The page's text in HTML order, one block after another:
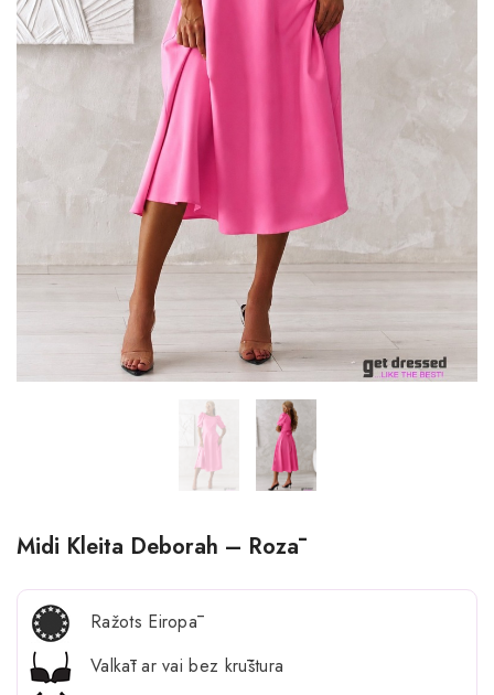
Midi Kleita Deborah – Rozā
Ražots Eiropā
Valkāt ar vai bez krūštura